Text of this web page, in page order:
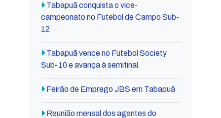
Tabapuã conquista o vice-
campeonato no Futebol de Campo Sub-
12
Tabapuã vence no Futebol Society
Sub-10 e avança à semifinal
Feirão de Emprego JBS em Tabapuã
Reunião mensal dos agentes do